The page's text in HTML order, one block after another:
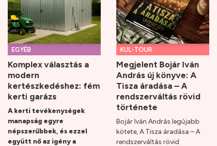
EGYÉB
Komplex választás a
modern
kertészkedéshez: fém
kerti garázs
A kerti tevékenységek
manapság egyre
népszerűbbek, és ezzel
együtt nő az igény a
KUL-TOUR
Megjelent Bojár Iván
András új könyve: A
Tisza áradása – A
rendszerváltás rövid
története
Bojár Iván András legújabb
kötete, A Tisza áradása – A
rendszerváltás rövid